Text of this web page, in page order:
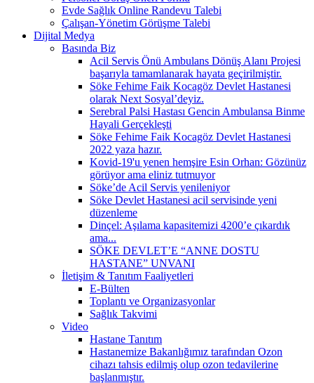
Evde Sağlık Online Randevu Talebi
Çalışan-Yönetim Görüşme Talebi
Dijital Medya
Basında Biz
Acil Servis Önü Ambulans Dönüş Alanı Projesi
başarıyla tamamlanarak hayata geçirilmiştir.
Söke Fehime Faik Kocagöz Devlet Hastanesi
olarak Next Sosyal’deyiz.
Serebral Palsi Hastası Gencin Ambulansa Binme
Hayali Gerçekleşti
Söke Fehime Faik Kocagöz Devlet Hastanesi
2022 yaza hazır.
Kovid-19'u yenen hemşire Esin Orhan: Gözünüz
görüyor ama eliniz tutmuyor
Söke’de Acil Servis yenileniyor
Söke Devlet Hastanesi acil servisinde yeni
düzenleme
Dinçel: Aşılama kapasitemizi 4200’e çıkardık
ama...
SÖKE DEVLET’E “ANNE DOSTU
HASTANE” UNVANI
İletişim & Tanıtım Faaliyetleri
E-Bülten
Toplantı ve Organizasyonlar
Sağlık Takvimi
Video
Hastane Tanıtım
Hastanemize Bakanlığımız tarafından Ozon
cihazı tahsis edilmiş olup ozon tedavilerine
başlanmıştır.